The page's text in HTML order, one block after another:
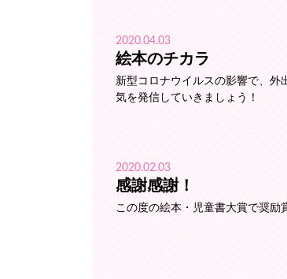
2020.04.03
絵本のチカラ
新型コロナウイルスの影響で、外
気を発信していきましょう！
2020.02.03
感謝感謝！
この度の絵本・児童書大賞で奨励